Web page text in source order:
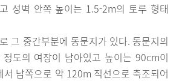
성벽 안쪽 높이는 1.5-2m의 토루 형태
그 중간부분에 동문지가 있다. 동문지의
도의 여장이 남아있고 높이는 90cm이
서 남쪽으로 약 120m 직선으로 축조되어